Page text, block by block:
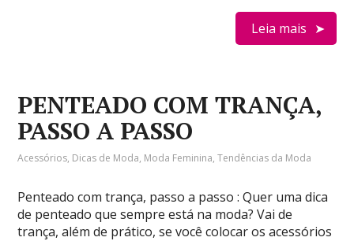
Leia mais
PENTEADO COM TRANÇA,
PASSO A PASSO
Acessórios, Dicas de Moda, Moda Feminina,Tendências da Moda
Penteado com trança, passo a passo : Quer uma dica
de penteado que sempre está na moda? Vai de
trança, além de prático, se você colocar os acessórios